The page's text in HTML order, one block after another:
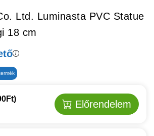
Ltd. Luminasta PVC Statue
18 cm
Előrendelem